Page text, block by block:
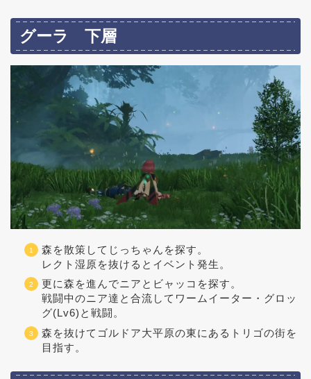
グーラ 下層
森を散策してじっちゃんを探す。
レクト湿原を抜けるとイベント発生。
更に森を進んでニアとビャッコを探す。
戦闘中のニア達と合流してワームイーター・グロッ
グ(Lv6)と戦闘。
森を抜けてゴルドア大平原の東にあるトリゴの街を
目指す。